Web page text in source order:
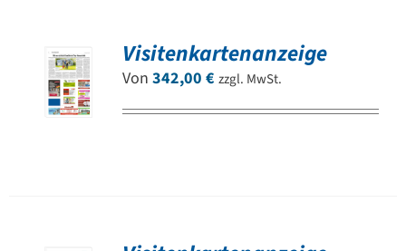
Visitenkartenanzeige
Von 342,00 € zzgl. MwSt.